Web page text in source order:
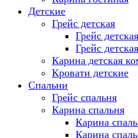
Детские
Грейс детская
Грейс
Грейс
Карина детская
Кровати детские
Спальни
Грейс спальня
Карина спальня
Карина
Карина